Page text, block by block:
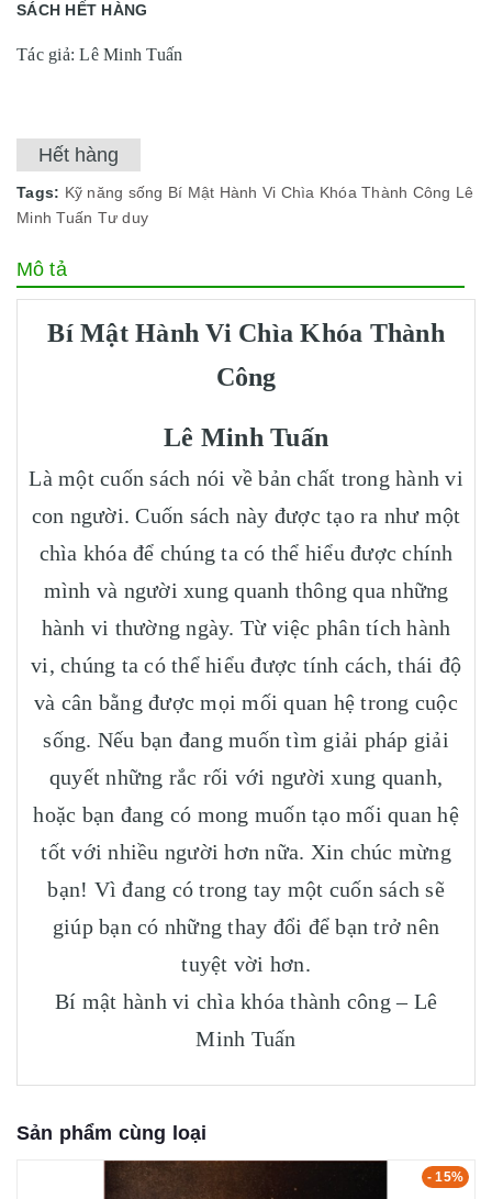
SÁCH HẾT HÀNG
Tác giả: Lê Minh Tuấn
Hết hàng
Tags: Kỹ năng sống Bí Mật Hành Vi Chìa Khóa Thành Công Lê
Minh Tuấn Tư duy
Mô tả
Bí Mật Hành Vi Chìa Khóa Thành
Công
Lê Minh Tuấn
Là một cuốn sách nói về bản chất trong hành vi
con người. Cuốn sách này được tạo ra như một
chìa khóa để chúng ta có thể hiểu được chính
mình và người xung quanh thông qua những
hành vi thường ngày. Từ việc phân tích hành
vi, chúng ta có thể hiểu được tính cách, thái độ
và cân bằng được mọi mối quan hệ trong cuộc
sống. Nếu bạn đang muốn tìm giải pháp giải
quyết những rắc rối với người xung quanh,
hoặc bạn đang có mong muốn tạo mối quan hệ
tốt với nhiều người hơn nữa. Xin chúc mừng
bạn! Vì đang có trong tay một cuốn sách sẽ
giúp bạn có những thay đổi để bạn trở nên
tuyệt vời hơn.
Bí mật hành vi chìa khóa thành công – Lê
Minh Tuấn
Sản phẩm cùng loại
- 15%